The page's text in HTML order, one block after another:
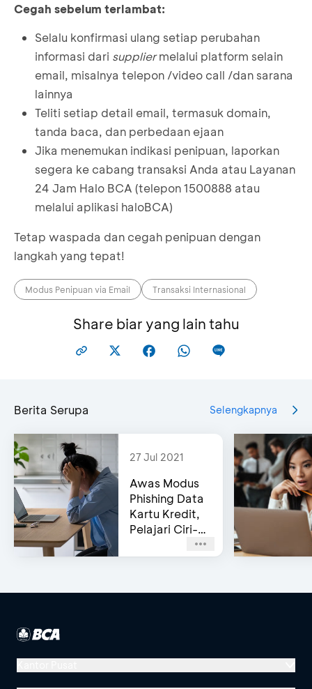
Cegah sebelum terlambat:
Selalu konfirmasi ulang setiap perubahan
informasi dari suppliermelalui platform selain
email, misalnya telepon /video call /dan sarana
lainnya
Teliti setiap detail email, termasuk domain,
tanda baca, dan perbedaan ejaan
Jika menemukan indikasi penipuan, laporkan
segera ke cabang transaksi Anda atau Layanan
24 Jam Halo BCA (telepon 1500888 atau
melalui aplikasi haloBCA)
Tetap waspada dan cegah penipuan dengan
langkah yang tepat!
Modus Penipuan via Email Transaksi Internasional
Share biar yang lain tahu
Berita Serupa Selengkapnya
27 Jul 2021
Awas Modus
Phishing Data
Kartu Kredit,
Pelajari Ciri-
Menara BCA, Grand Indonesia